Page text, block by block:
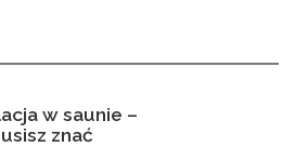
w saunie –
znać